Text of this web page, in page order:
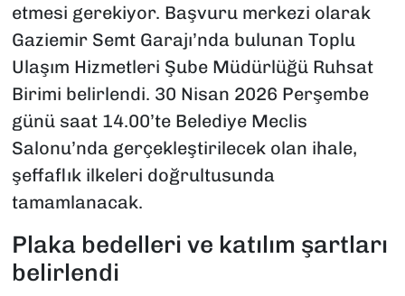
etmesi gerekiyor. Başvuru merkezi olarak
Gaziemir Semt Garajı’nda bulunan Toplu
Ulaşım Hizmetleri Şube Müdürlüğü Ruhsat
Birimi belirlendi. 30 Nisan 2026 Perşembe
günü saat 14.00’te Belediye Meclis
Salonu’nda gerçekleştirilecek olan ihale,
şeffaflık ilkeleri doğrultusunda
tamamlanacak.
Plaka bedelleri ve katılım şartları
belirlendi